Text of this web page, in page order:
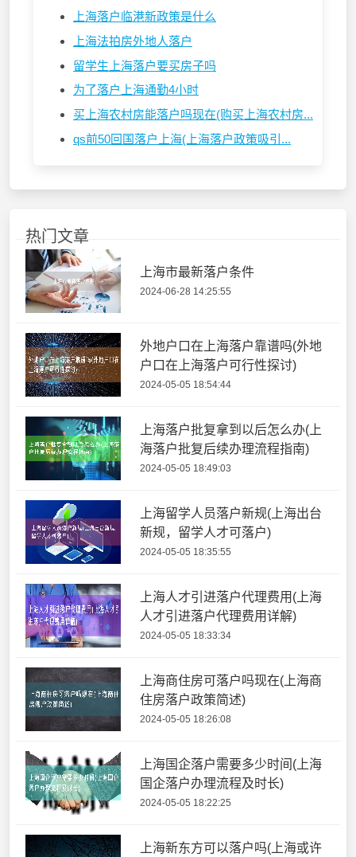
上海落户临港新政策是什么
上海法拍房外地人落户
留学生上海落户要买房子吗
为了落户上海通勤4小时
买上海农村房能落户吗现在(购买上海农村房...
qs前50回国落户上海(上海落户政策吸引...
热门文章
上海市最新落户条件
2024-06-28 14:25:55
外地户口在上海落户靠谱吗(外地
户口在上海落户可行性探讨)
2024-05-05 18:54:44
上海落户批复拿到以后怎么办(上
海落户批复后续办理流程指南)
2024-05-05 18:49:03
上海留学人员落户新规(上海出台
新规，留学人才可落户)
2024-05-05 18:35:55
上海人才引进落户代理费用(上海
人才引进落户代理费用详解)
2024-05-05 18:33:34
上海商住房可落户吗现在(上海商
住房落户政策简述)
2024-05-05 18:26:08
上海国企落户需要多少时间(上海
国企落户办理流程及时长)
2024-05-05 18:22:25
上海新东方可以落户吗(上海或许